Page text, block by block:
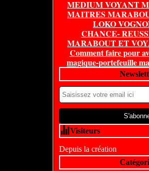
MEDIUM VOYANT
MAITRES
LOKO
CHANCE-
MARABOUT ET
Comment faire pour
magique-portefeuille
Visiteurs
Depuis la création